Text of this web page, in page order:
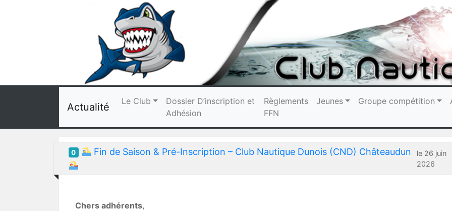
Actualité Le Club
Dossier D’inscription et
Adhésion
Règlements
FFN
Jeunes Groupe compétition
0 Fin de Saison & Pré-Inscription – Club Nautique Dunois (CND) Châteaudun
le 26 juin
2026
Chers adhérents,